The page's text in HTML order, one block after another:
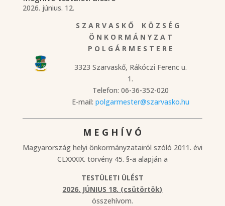
2026. június. 12.
S Z A R V A S K Ő K Ö Z S É G
Ö N K O R M Á N Y Z A T
P O L G Á R M E S T E R E
3323 Szarvaskő, Rákóczi Ferenc u.
1.
Telefon: 06-36-352-020
E-mail: polgarmester@szarvasko.hu
M E G H Í V Ó
Magyarország helyi önkormányzatairól szóló 2011. évi
CLXXXIX. törvény 45. §-a alapján a
TESTÜLETI ÜLÉST
2026. JÚNIUS 18. (csütörtök)
összehívom.